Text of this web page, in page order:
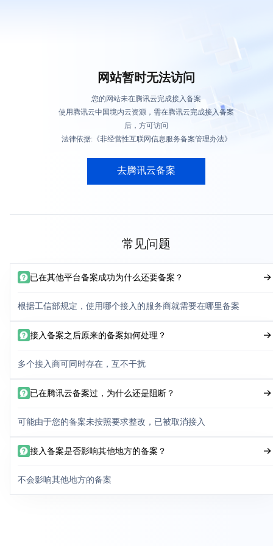
网站暂时无法访问
您的网站未在腾讯云完成接入备案
使用腾讯云中国境内云资源，需在腾讯云完成接入备案
后，方可访问
法律依据:《非经营性互联网信息服务备案管理办法》
去腾讯云备案
常见问题
已在其他平台备案成功为什么还要备案？
根据工信部规定，使用哪个接入的服务商就需要在哪里备案
接入备案之后原来的备案如何处理？
多个接入商可同时存在，互不干扰
已在腾讯云备案过，为什么还是阻断？
可能由于您的备案未按照要求整改，已被取消接入
接入备案是否影响其他地方的备案？
不会影响其他地方的备案